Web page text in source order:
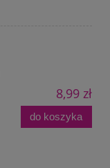
8,99 zł
do koszyka